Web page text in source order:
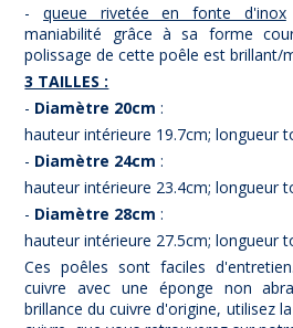
-queue rivetée en fonte d'inox
maniabilité grâce à sa forme
polissage de cette poêle est brillant/
3 TAILLES :
- Diamètre 20cm :
hauteur intérieure 19.7cm; longueur
- Diamètre 24cm :
hauteur intérieure 23.4cm; longueur
- Diamètre 28cm :
hauteur intérieure 27.5cm; longueur
Ces poêles sont faciles
cuivre avec une éponge non
brillance du cuivre d'origine, utilisez